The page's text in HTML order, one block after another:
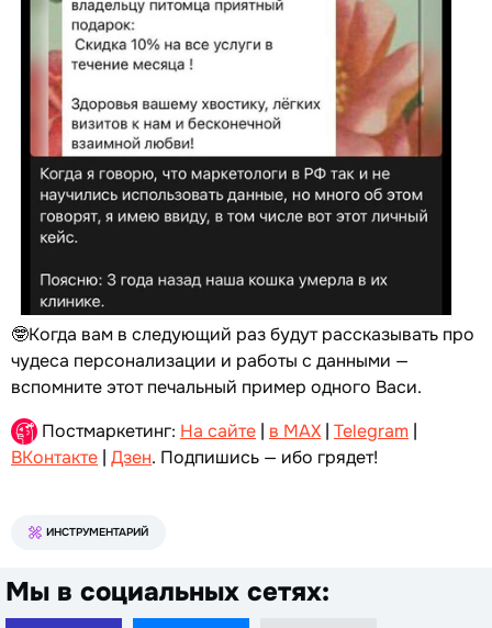
🤓Когда вам в следующий раз будут рассказывать про
чудеса персонализации и работы с данными —
вспомните этот печальный пример одного Васи.
Постмаркетинг: На сайте | в MAX | Telegram |
ВКонтакте | Дзен. Подпишись — ибо грядет!
ИНСТРУМЕНТАРИЙ
Мы в социальных сетях: